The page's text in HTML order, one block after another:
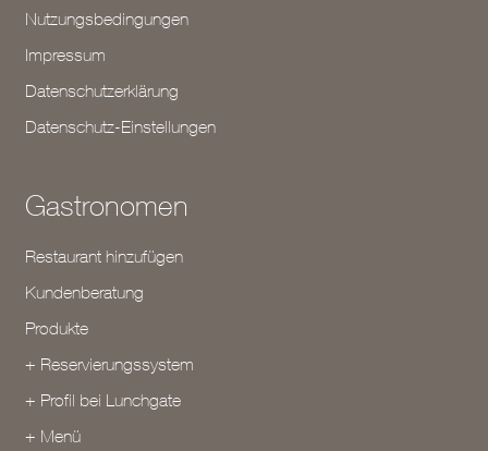
Nutzungsbedingungen
Impressum
Datenschutzerklärung
Datenschutz-Einstellungen
Gastronomen
Restaurant hinzufügen
Kundenberatung
Produkte
+ Reservierungssystem
+ Profil bei Lunchgate
+ Menü